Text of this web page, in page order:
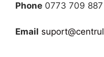
Phone 0773 709 887
Email